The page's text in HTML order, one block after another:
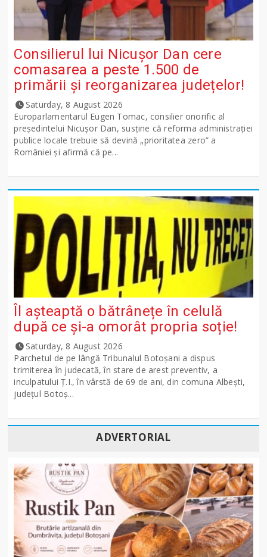
Consilierul lui Nicușor Dan cere
comasarea a peste 1.500 de
primării și reorganizarea județelor!
Saturday, 8 August 2026
Europarlamentarul Eugen Tomac, consilier onorific al
președintelui Nicușor Dan, susține că reforma administrației
publice locale trebuie să devină „prioritatea zero” a
României și afirmă că pe...
Îl așteaptă o bătrânețe în celulă
după ce și-a omorât propria soție!
Saturday, 8 August 2026
Parchetul de pe lângă Tribunalul Botoşani a dispus
trimiterea în judecată, în stare de arest preventiv, a
inculpatului Ț.I., în vârstă de 69 de ani, din comuna Albești,
județul Botoș...
ADVERTORIAL